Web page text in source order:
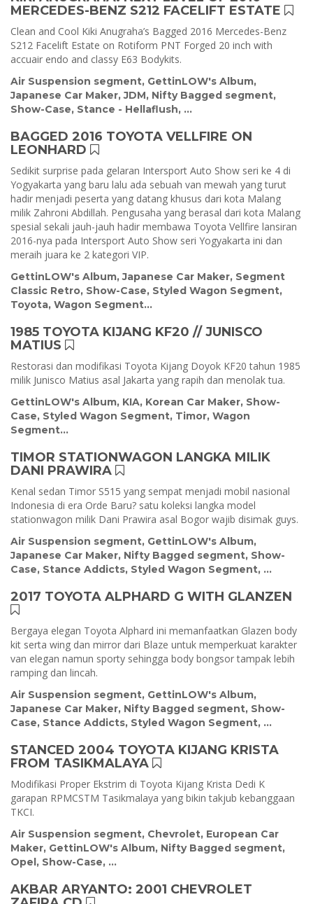
MERCEDES-BENZ S212 FACELIFT ESTATE
Clean and Cool Kiki Anugraha’s Bagged 2016 Mercedes-Benz
S212 Facelift Estate on Rotiform PNT Forged 20 inch with
accuair endo and classy E63 Bodykits.
Air Suspension segment, GettinLOW's Album,
Japanese Car Maker,JDM, Nifty Bagged segment,
Show-Case, Stance - Hellaflush, ...
BAGGED 2016 TOYOTA VELLFIRE ON
LEONHARD
Sedikit surprise pada gelaran Intersport Auto Show seri ke 4 di
Yogyakarta yang baru lalu ada sebuah van mewah yang turut
hadir menjadi peserta yang datang khusus dari kota Malang
milik Zahroni Abdillah. Pengusaha yang berasal dari kota Malang
spesial sekali jauh-jauh hadir membawa Toyota Vellfire lansiran
2016-nya pada Intersport Auto Show seri Yogyakarta ini dan
meraih juara ke 2 kategori VIP.
GettinLOW's Album,Japanese Car Maker, Segment
Classic Retro, Show-Case, Styled Wagon Segment,
Toyota, Wagon Segment...
1985 TOYOTA KIJANG KF20 // JUNISCO
MATIUS
Restorasi dan modifikasi Toyota Kijang Doyok KF20 tahun 1985
milik Junisco Matius asal Jakarta yang rapih dan menolak tua.
GettinLOW's Album, KIA, Korean Car Maker, Show-
Case, Styled Wagon Segment, Timor, Wagon
Segment...
TIMOR STATIONWAGON LANGKA MILIK
DANI PRAWIRA
Kenal sedan Timor S515 yang sempat menjadi mobil nasional
Indonesia di era Orde Baru? satu koleksi langka model
stationwagon milik Dani Prawira asal Bogor wajib disimak guys.
Air Suspension segment, GettinLOW's Album,
Japanese Car Maker, Nifty Bagged segment, Show-
Case, Stance Addicts, Styled Wagon Segment, ...
2017 TOYOTA ALPHARD G WITH GLANZEN
Bergaya elegan Toyota Alphard ini memanfaatkan Glazen body
kit serta wing dan mirror dari Blaze untuk memperkuat karakter
van elegan namun sporty sehingga body bongsor tampak lebih
ramping dan lincah.
Air Suspension segment, GettinLOW's Album,
Japanese Car Maker, Nifty Bagged segment, Show-
Case, Stance Addicts, Styled Wagon Segment, ...
STANCED 2004 TOYOTA KIJANG KRISTA
FROM TASIKMALAYA
Modifikasi Proper Ekstrim di Toyota Kijang Krista Dedi K
garapan RPMCSTM Tasikmalaya yang bikin takjub kebanggaan
TKCI.
Air Suspension segment, Chevrolet, European Car
Maker, GettinLOW's Album, Nifty Bagged segment,
Opel, Show-Case, ...
AKBAR ARYANTO: 2001 CHEVROLET